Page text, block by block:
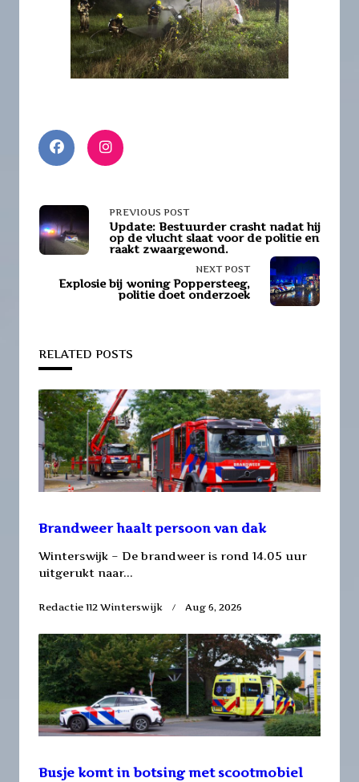
<span
class="nav-
subtitle
reader-
text">Page</span>
PREVIOUS POST
Update: Bestuurder crasht nadat hij
op de vlucht slaat voor de politie en
raakt zwaargewond.
NEXT POST
Explosie bij woning Poppersteeg,
politie doet onderzoek
RELATED POSTS
Brandweer haalt persoon van dak
Winterswijk – De brandweer is rond 14.05 uur
uitgerukt naar...
Redactie 112 Winterswijk Aug 6, 2026
Busje komt in botsing met scootmobiel